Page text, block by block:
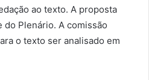
ao texto. A proposta
do Plenário. A comissão
o texto ser analisado em